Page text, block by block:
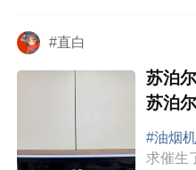
#直白
苏泊
苏泊
#油烟
求催生